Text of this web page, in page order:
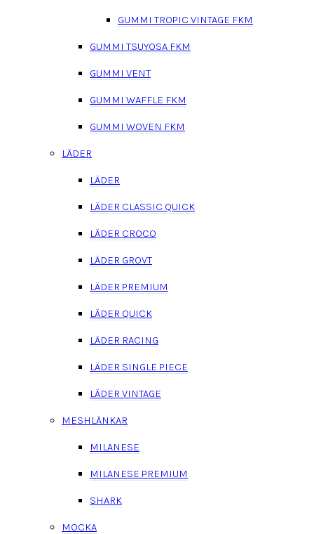
GUMMI TROPIC VINTAGE FKM
GUMMI TSUYOSA FKM
GUMMI VENT
GUMMI WAFFLE FKM
GUMMI WOVEN FKM
LÄDER
LÄDER
LÄDER CLASSIC QUICK
LÄDER CROCO
LÄDER GROVT
LÄDER PREMIUM
LÄDER QUICK
LÄDER RACING
LÄDER SINGLE PIECE
LÄDER VINTAGE
MESHLÄNKAR
MILANESE
MILANESE PREMIUM
SHARK
MOCKA